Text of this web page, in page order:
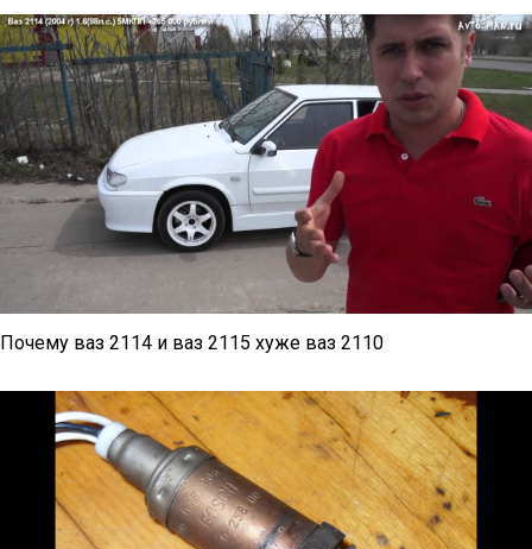
Почему ваз 2114 и ваз 2115 хуже ваз 2110